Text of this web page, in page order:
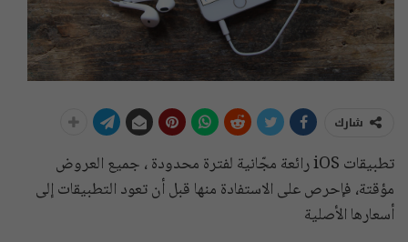
شارك
تطبيقات iOS رائعة مجّانية لفترة محدودة ، جميع العروض
مؤقتة، فإحرص على الاستفادة منها قبل أن تعود التطبيقات إلى
أسعارها الأصلية